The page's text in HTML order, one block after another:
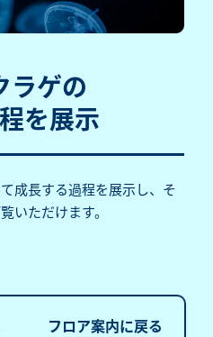
ラゲの
を展示
成長する過程を展示し、そ
いただけます。
フロア案内に戻る